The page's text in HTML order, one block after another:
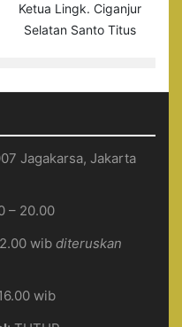
Ketua Lingk. Ciganjur
Selatan Santo Titus
Jagakarsa, Jakarta
– 20.00
wib diteruskan
wib